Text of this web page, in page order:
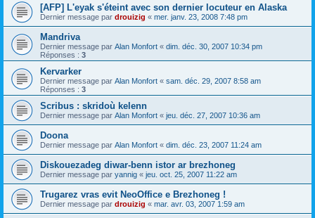
[AFP] L'eyak s'éteint avec son dernier locuteur en Alaska
Dernier message par drouizig « mer. janv. 23, 2008 7:48 pm
Mandriva
Dernier message par Alan Monfort « dim. déc. 30, 2007 10:34 pm
Réponses : 3
Kervarker
Dernier message par Alan Monfort « sam. déc. 29, 2007 8:58 am
Réponses : 3
Scribus : skridoù kelenn
Dernier message par Alan Monfort « jeu. déc. 27, 2007 10:36 am
Doona
Dernier message par Alan Monfort « dim. déc. 23, 2007 11:24 am
Diskouezadeg diwar-benn istor ar brezhoneg
Dernier message par yannig « jeu. oct. 25, 2007 11:22 am
Trugarez vras evit NeoOffice e Brezhoneg !
Dernier message par drouizig « mar. avr. 03, 2007 1:59 am